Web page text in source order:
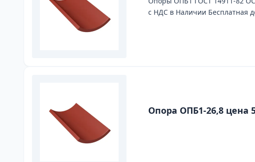
с НДС в Наличии Бесплатная
Опора ОПБ1-26,8 цена